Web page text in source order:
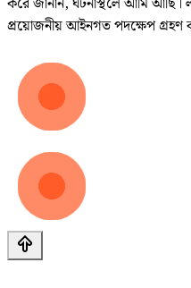
প্রয়োজনীয় আইনগত পদক্ষেপ গ্রহণ